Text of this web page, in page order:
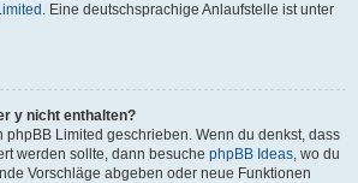
. Eine deutschsprachige Anlaufstelle ist unter
y nicht enthalten?
phpBB Limited geschrieben. Wenn du denkst, dass
werden sollte, dann besuche phpBB Ideas, wo du
Vorschläge abgeben oder neue Funktionen